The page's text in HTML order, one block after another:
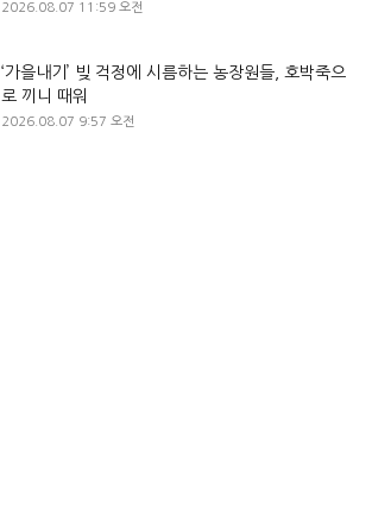
2026.08.07 11:59 오전
‘가을내기’ 빚 걱정에 시름하는 농장원들, 호박죽으
로 끼니 때워
2026.08.07 9:57 오전